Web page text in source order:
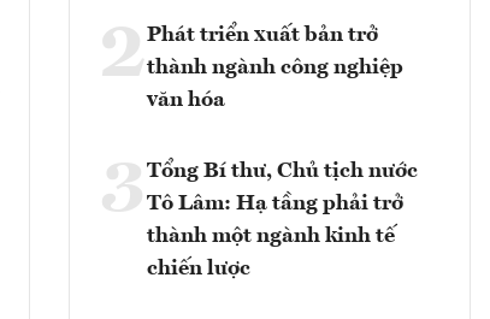
2Phát triển xuất bản trở
thành ngành công nghiệp
văn hóa
3 Tổng Bí thư, Chủ tịch nước
Tô Lâm: Hạ tầng phải trở
thành một ngành kinh tế
chiến lược